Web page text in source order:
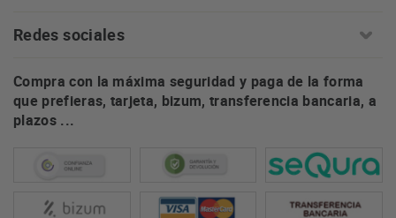
Redes sociales
Compra con la máxima seguridad y paga de la forma
que prefieras, tarjeta, bizum, transferencia bancaria, a
plazos ...